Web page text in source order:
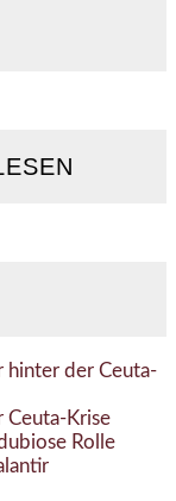
hinter der Ceuta-
Ceuta-Krise
Rolle